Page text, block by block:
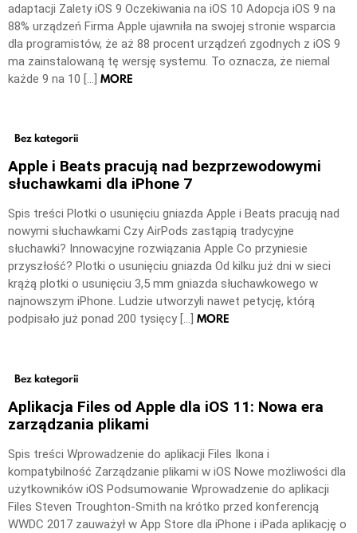
adaptacji Zalety iOS 9 Oczekiwania na iOS 10 Adopcja iOS 9 na
88% urządzeń Firma Apple ujawniła na swojej stronie wsparcia
dla programistów, że aż 88 procent urządzeń zgodnych z iOS 9
ma zainstalowaną tę wersję systemu. To oznacza, że niemal
każde 9 na 10 […] MORE
Bez kategorii
Apple i Beats pracują nad bezprzewodowymi
słuchawkami dla iPhone 7
Spis treści Plotki o usunięciu gniazda Apple i Beats pracują nad
nowymi słuchawkami Czy AirPods zastąpią tradycyjne
słuchawki? Innowacyjne rozwiązania Apple Co przyniesie
przyszłość? Plotki o usunięciu gniazda Od kilku już dni w sieci
krążą plotki o usunięciu 3,5 mm gniazda słuchawkowego w
najnowszym iPhone. Ludzie utworzyli nawet petycję, którą
podpisało już ponad 200 tysięcy […] MORE
Bez kategorii
Aplikacja Files od Apple dla iOS 11: Nowa era
zarządzania plikami
Spis treści Wprowadzenie do aplikacji Files Ikona i
kompatybilność Zarządzanie plikami w iOS Nowe możliwości dla
użytkowników iOS Podsumowanie Wprowadzenie do aplikacji
Files Steven Troughton-Smith na krótko przed konferencją
WWDC 2017 zauważył w App Store dla iPhone i iPada aplikację o